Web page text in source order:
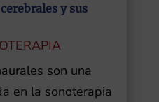
y sus
son una
en la sonoterapia